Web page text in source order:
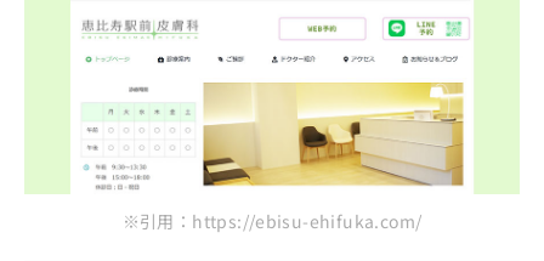
※引用：https://ebisu-ehifuka.com/